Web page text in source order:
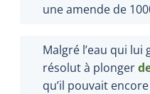
une amende de
Malgré l’eau qui lui
résolut à plonger
qu’il pouvait